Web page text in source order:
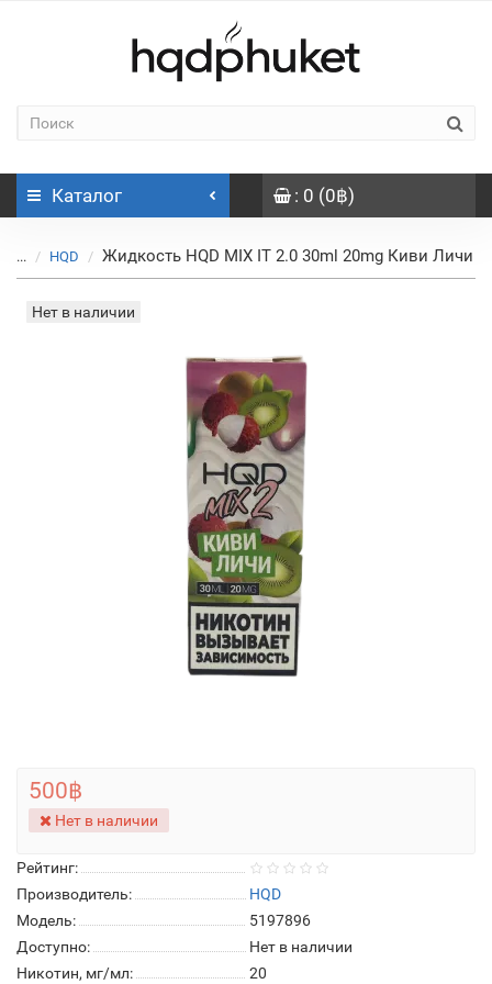
Каталог : 0 (0฿)
... HQD Жидкость HQD MIX IT 2.0 30ml 20mg Киви Личи
Нет в наличии
Рейтинг:
Производитель:
HQD
Модель:
5197896
Доступно:
Нет в наличии
Никотин, мг/мл:
20
500฿
Нет в наличии